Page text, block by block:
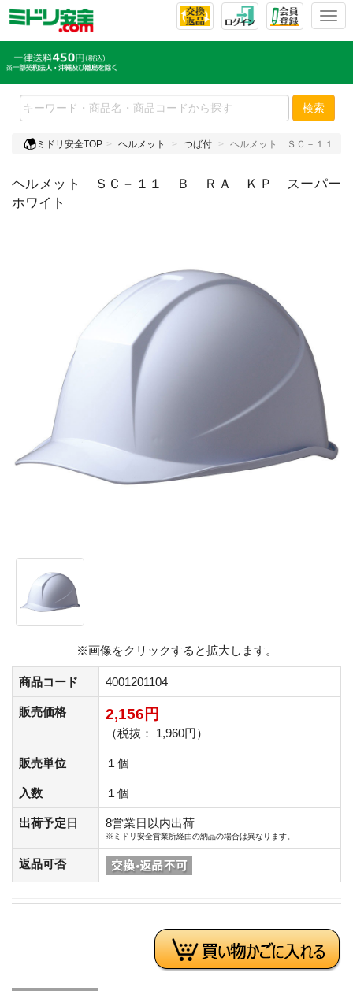
T
l
e
n
v
g
検索
ミドリ安全TOP ヘルメット つば付 ヘルメット ＳＣ－１１
ヘルメット ＳＣ－１１ Ｂ ＲＡ ＫＰ スーパー
ホワイト
※画像をクリックすると拡大します。
商品コード 4001201104
販売価格 2,156円
（税抜： 1,960円）
販売単位 １個
入数 １個
出荷予定日 8営業日以内出荷
※ミドリ安全営業所経由の納品の場合は異なります。
返品可否